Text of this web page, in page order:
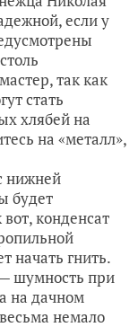
если у
так как
стать
хлябей на
на «металл»,
нижней
будет
конденсат
начать гнить.
шумность при
на дачном
немало